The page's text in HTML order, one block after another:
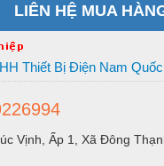
LIÊN HỆ MUA
Thiết Bị Điện Nam
Vịnh, Ấp 1, Xã Đông